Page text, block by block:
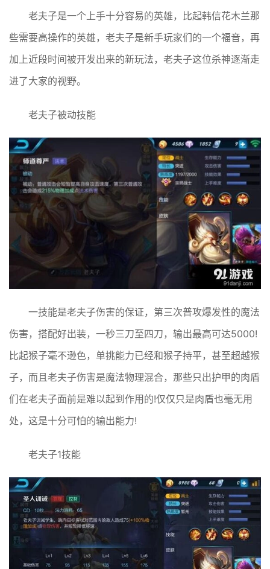
老夫子是一个上手十分容易的英雄，比起韩信花木兰那
些需要高操作的英雄，老夫子是新手玩家们的一个福音，再
加上近段时间被开发出来的新玩法，老夫子这位杀神逐渐走
进了大家的视野。
老夫子被动技能
一技能是老夫子伤害的保证，第三次普攻爆发性的魔法
伤害，搭配好出装，一秒三刀至四刀，输出最高可达5000!
比起猴子毫不逊色，单挑能力已经和猴子持平，甚至超越猴
子，而且老夫子伤害是魔法物理混合，那些只出护甲的肉盾
们在老夫子面前是难以起到作用的!仅仅只是肉盾也毫无用
处，这是十分可怕的输出能力!
老夫子1技能